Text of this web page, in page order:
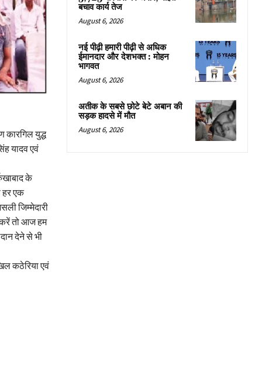
कारगिल युद्ध
यादव एवं
के
हर एक
जिम्मेदारी
करें तो आज हम
देने से भी
कठेरिया एवं
बचाव कार्य तेज
August 6, 2026
नई पीढ़ी हमारी पीढ़ी से अधिक
ईमानदार और देशभक्त : मोहन
भागवत
August 6, 2026
अतीक के सबसे छोटे बेटे अबान की
सड़क हादसे में मौत
August 6, 2026